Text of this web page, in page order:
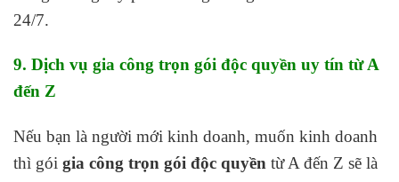
24/7.
9. Dịch vụ gia công trọn gói độc quyền uy tín từ A
đến Z
Nếu bạn là người mới kinh doanh, muốn kinh doanh
thì gói gia công trọn gói độc quyền từ A đến Z sẽ là